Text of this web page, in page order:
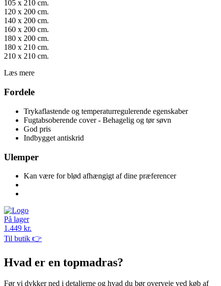
105 x 210 cm.
120 x 200 cm.
140 x 200 cm.
160 x 200 cm.
180 x 200 cm.
180 x 210 cm.
210 x 210 cm.
Læs mere
Fordele
Trykaflastende og temperaturregulerende egenskaber
Fugtabsoberende cover - Behagelig og tør søvn
God pris
Indbygget antiskrid
Ulemper
Kan være for blød afhængigt af dine præferencer
På lager
1.449 kr.
Til butik 👉
Hvad er en topmadras?
Før vi dykker ned i detaljerne og hvad du bør overveje ved køb af